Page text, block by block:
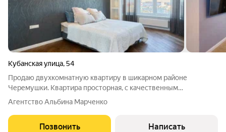
Кубанская улица,54
Продаю двухкомнатную квартиру в шикарном районе
Черемушки. Квартира просторная, с качественным
евроремонтом и видом на парк Солнечный остров и р. Кубань.
Площадь квартиры по выписке составляет 76 м2 + балкон.
Просторная Кухня-гостиная составляет 11,9
Агентство Альбина Марченко
Позвонить Написать